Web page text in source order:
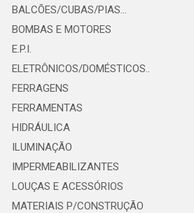
BALCÕES/CUBAS/PIAS...
BOMBAS E MOTORES
E.P.I.
ELETRÔNICOS/DOMÉSTICOS..
FERRAGENS
FERRAMENTAS
HIDRÁULICA
ILUMINAÇÃO
IMPERMEABILIZANTES
LOUÇAS E ACESSÓRIOS
MATERIAIS P/CONSTRUÇÃO